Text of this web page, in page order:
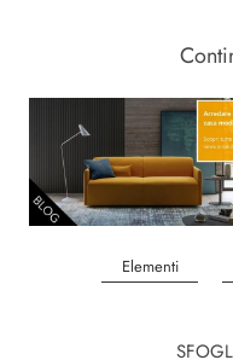
Elementi